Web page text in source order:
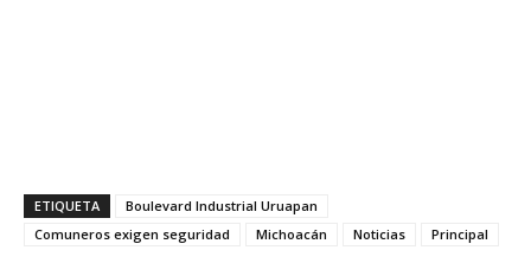
ETIQUETA
Boulevard Industrial Uruapan
Comuneros exigen seguridad
Michoacán Noticias Principal